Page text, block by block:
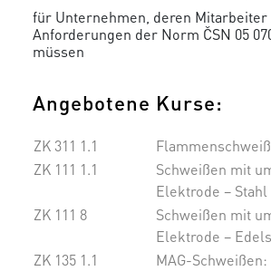
für Unternehmen, deren Mitarbeiter
Anforderungen der Norm ČSN 05
müssen
Angebotene Kurse:
ZK 311 1.1
ZK 111 1.1
Schweißen mit
Elektrode – Stahl
ZK 111 8
Schweißen mit
Elektrode –
ZK 135 1.1
MAG-